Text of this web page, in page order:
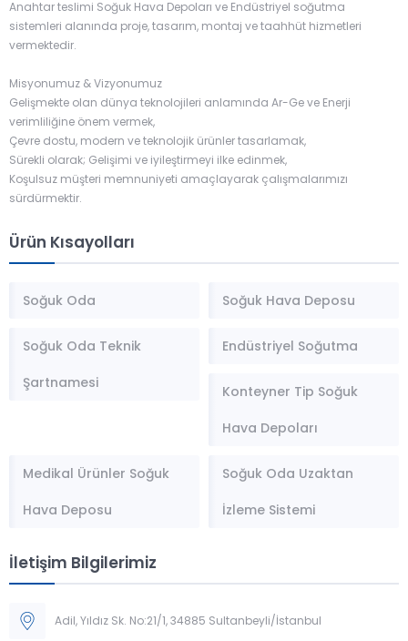
Anahtar teslimi Soğuk Hava Depoları ve Endüstriyel soğutma
sistemleri alanında proje, tasarım, montaj ve taahhüt hizmetleri
vermektedir.
Misyonumuz & Vizyonumuz
Gelişmekte olan dünya teknolojileri anlamında Ar-Ge ve Enerji
verimliliğine önem vermek,
Çevre dostu, modern ve teknolojik ürünler tasarlamak,
Sürekli olarak; Gelişimi ve iyileştirmeyi ilke edinmek,
Koşulsuz müşteri memnuniyeti amaçlayarak çalışmalarımızı
sürdürmektir.
Ürün Kısayolları
Soğuk Oda Soğuk Hava Deposu
Soğuk Oda Teknik
Şartnamesi
Endüstriyel Soğutma
Konteyner Tip Soğuk
Hava Depoları
Medikal Ürünler Soğuk
Hava Deposu
Soğuk Oda Uzaktan
İzleme Sistemi
İletişim Bilgilerimiz
Adil, Yıldız Sk. No:21/1, 34885 Sultanbeyli/İstanbul
Müşteri Temsilcisi